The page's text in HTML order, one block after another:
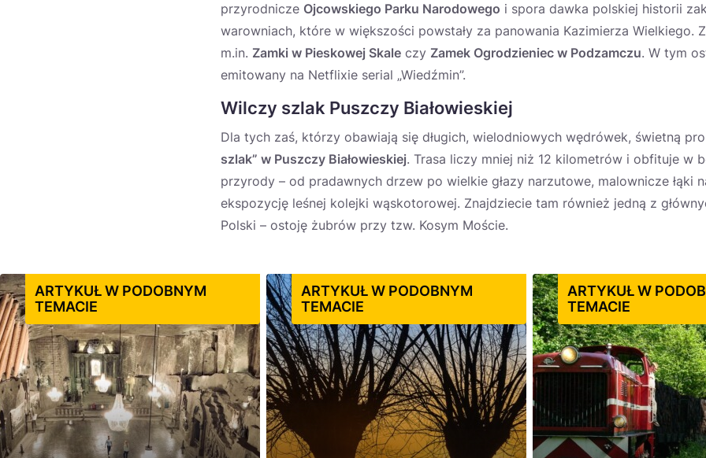
przyrodnicze Ojcowskiego Parku Narodowego i spora dawka polskiej historii
warowniach, które w większości powstały za panowania Kazimierza Wielkiego.
m.in. Zamki w Pieskowej Skale czy Zamek Ogrodzieniec w Podzamczu. W tym
emitowany na Netflixie serial „Wiedźmin”.
Wilczy szlak Puszczy Białowieskiej
Dla tych zaś, którzy obawiają się długich, wielodniowych wędrówek, świetną
szlak” w Puszczy Białowieskiej. Trasa liczy mniej niż 12 kilometrów i obfituje w
przyrody – od pradawnych drzew po wielkie głazy narzutowe, malownicze łąki
ekspozycję leśnej kolejki wąskotorowej. Znajdziecie tam również jedną z
Polski – ostoję żubrów przy tzw. Kosym Moście.
ARTYKUŁ W PODOBNYM
TEMACIE
ARTYKUŁ W PODOBNYM
TEMACIE
ARTYKUŁ W
TEMACIE